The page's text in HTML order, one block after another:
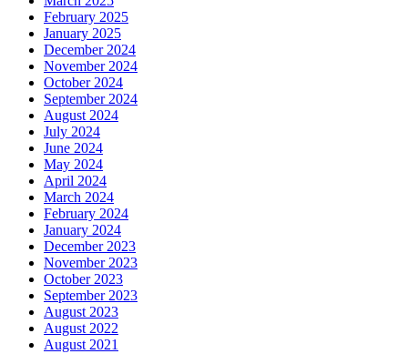
February 2025
January 2025
December 2024
November 2024
October 2024
September 2024
August 2024
July 2024
June 2024
May 2024
April 2024
March 2024
February 2024
January 2024
December 2023
November 2023
October 2023
September 2023
August 2023
August 2022
August 2021